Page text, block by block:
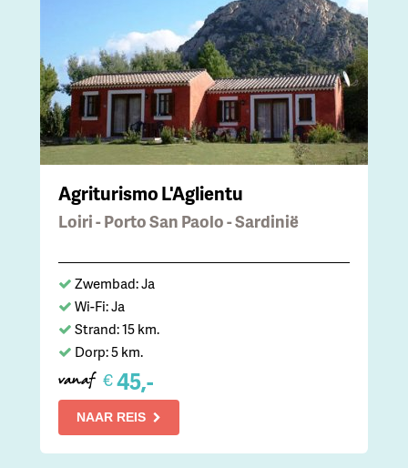
Agriturismo L'Aglientu
Loiri - Porto San Paolo - Sardinië
Zwembad: Ja
Wi-Fi: Ja
Strand: 15 km.
Dorp: 5 km.
vanaf €45,-
NAAR REIS